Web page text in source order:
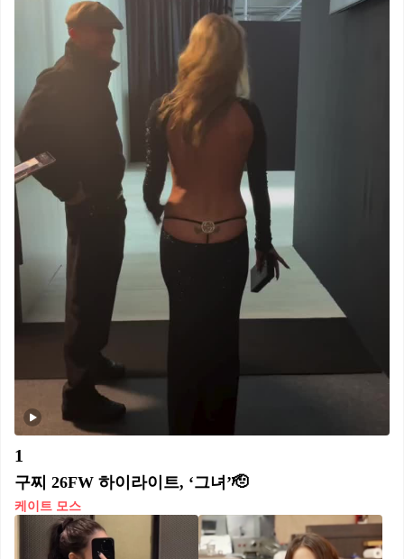
1
구찌 26FW 하이라이트, ‘그녀’🫡
케이트 모스